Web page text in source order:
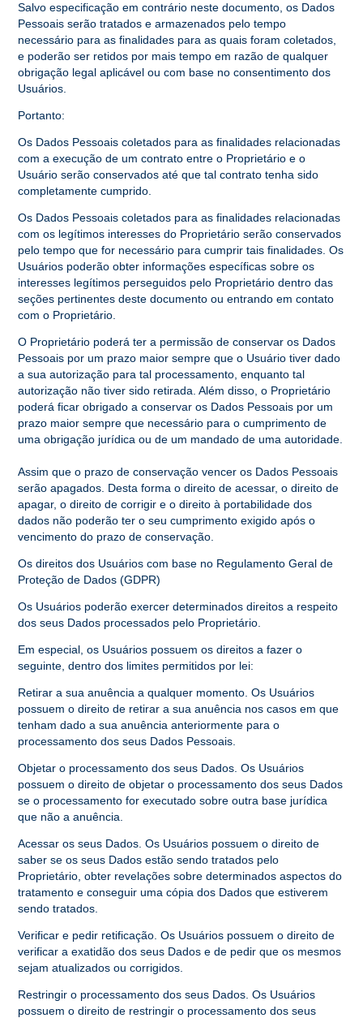
Salvo especificação em contrário neste documento, os Dados
Pessoais serão tratados e armazenados pelo tempo
necessário para as finalidades para as quais foram coletados,
e poderão ser retidos por mais tempo em razão de qualquer
obrigação legal aplicável ou com base no consentimento dos
Usuários.
Portanto:
Os Dados Pessoais coletados para as finalidades relacionadas
com a execução de um contrato entre o Proprietário e o
Usuário serão conservados até que tal contrato tenha sido
completamente cumprido.
Os Dados Pessoais coletados para as finalidades relacionadas
com os legítimos interesses do Proprietário serão conservados
pelo tempo que for necessário para cumprir tais finalidades. Os
Usuários poderão obter informações específicas sobre os
interesses legítimos perseguidos pelo Proprietário dentro das
seções pertinentes deste documento ou entrando em contato
com o Proprietário.
O Proprietário poderá ter a permissão de conservar os Dados
Pessoais por um prazo maior sempre que o Usuário tiver dado
a sua autorização para tal processamento, enquanto tal
autorização não tiver sido retirada. Além disso, o Proprietário
poderá ficar obrigado a conservar os Dados Pessoais por um
prazo maior sempre que necessário para o cumprimento de
uma obrigação jurídica ou de um mandado de uma autoridade.
Assim que o prazo de conservação vencer os Dados Pessoais
serão apagados. Desta forma o direito de acessar, o direito de
apagar, o direito de corrigir e o direito à portabilidade dos
dados não poderão ter o seu cumprimento exigido após o
vencimento do prazo de conservação.
Os direitos dos Usuários com base no Regulamento Geral de
Proteção de Dados (GDPR)
Os Usuários poderão exercer determinados direitos a respeito
dos seus Dados processados pelo Proprietário.
Em especial, os Usuários possuem os direitos a fazer o
seguinte, dentro dos limites permitidos por lei:
Retirar a sua anuência a qualquer momento. Os Usuários
possuem o direito de retirar a sua anuência nos casos em que
tenham dado a sua anuência anteriormente para o
processamento dos seus Dados Pessoais.
Objetar o processamento dos seus Dados. Os Usuários
possuem o direito de objetar o processamento dos seus Dados
se o processamento for executado sobre outra base jurídica
que não a anuência.
Acessar os seus Dados. Os Usuários possuem o direito de
saber se os seus Dados estão sendo tratados pelo
Proprietário, obter revelações sobre determinados aspectos do
tratamento e conseguir uma cópia dos Dados que estiverem
sendo tratados.
Verificar e pedir retificação. Os Usuários possuem o direito de
verificar a exatidão dos seus Dados e de pedir que os mesmos
sejam atualizados ou corrigidos.
Restringir o processamento dos seus Dados. Os Usuários
possuem o direito de restringir o processamento dos seus